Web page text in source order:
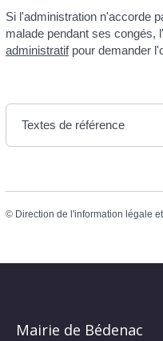
Si l'administration n'accorde
malade pendant ses congés,
administratifpour demander
Textes de référence
© Direction de l'information légale
Mairie de Bédenac